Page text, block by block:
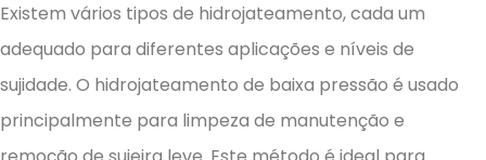
Existem vários tipos de hidrojateamento, cada um
adequado para diferentes aplicações e níveis de
sujidade. O hidrojateamento de baixa pressão é usado
principalmente para limpeza de manutenção e